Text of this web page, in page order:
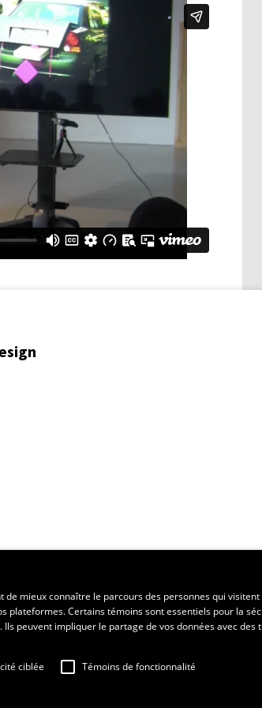
mieux connaître le parcours des personnes qui
plateformes. Certains témoins sont essentiels pour la
peuvent impliquer le partage de vos données avec des
ciblée Témoins de fonctionnalité